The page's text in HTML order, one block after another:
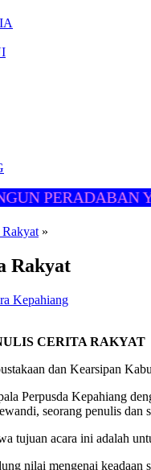
PERADABAN
»
Rakyat
Kepahiang
CERITA RAKYAT
dan Kearsipan
Perpusda Kepahiang
seorang penulis
tujuan acara ini adalah
nilai mengenai